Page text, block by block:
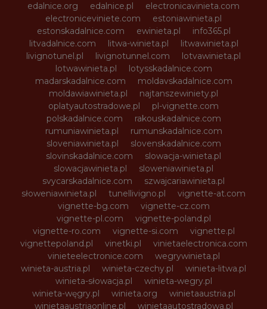
edalnice.org
edalnice.pl
electronicavinieta.com
electroniceviniete.com
estoniawinieta.pl
estonskadalnice.com
ewinieta.pl
info365.pl
litvadalnice.com
litwa-winieta.pl
litwawinieta.pl
livignotunel.pl
livignotunnel.com
lotvawinieta.pl
lotwawinieta.pl
lotysskadalnice.com
madarskadalnice.com
moldavskadalnice.com
moldawiawinieta.pl
najtanszewiniety.pl
oplatyautostradowe.pl
pl-vignette.com
polskadalnice.com
rakouskadalnice.com
rumuniawinieta.pl
rumunskadalnice.com
sloveniawinieta.pl
slovenskadalnice.com
slovinskadalnice.com
slowacja-winieta.pl
slowacjawinieta.pl
sloweniawinieta.pl
svycarskadalnice.com
szwajcariawinieta.pl
słoweniawinieta.pl
tunellivigno.pl
vignette-at.com
vignette-bg.com
vignette-cz.com
vignette-pl.com
vignette-poland.pl
vignette-ro.com
vignette-si.com
vignette.pl
vignettepoland.pl
vinetki.pl
vinietaelectronica.com
vinieteelectronice.com
wegrywinieta.pl
winieta-austria.pl
winieta-czechy.pl
winieta-litwa.pl
winieta-słowacja.pl
winieta-wegry.pl
winieta-węgry.pl
winieta.org
winietaaustria.pl
winietaaustriaonline.pl
winietaautostradowa.pl